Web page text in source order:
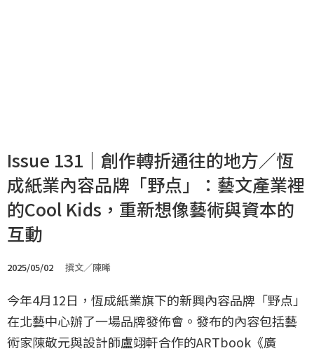
Issue 131｜創作轉折通往的地方／恆
成紙業內容品牌「野点」：藝文產業裡
的Cool Kids，重新想像藝術與資本的
互動
2025/05/02 撰文／陳晞
今年4月12日，恆成紙業旗下的新興內容品牌「野点」
在北藝中心辦了一場品牌發佈會。發布的內容包括藝
術家陳敬元與設計師盧翊軒合作的ARTbook《廣